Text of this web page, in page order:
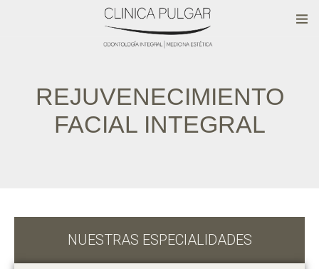
REJUVENECIMIENTO
FACIAL INTEGRAL
NUESTRAS ESPECIALIDADES